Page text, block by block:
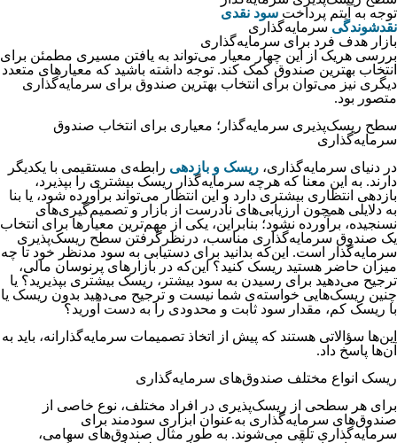
توجه به آیتم پرداخت سود نقدی
نقدشوندگی سرمایه‌‌‌‌‌‌‌گذاری
بازار هدف فرد برای سرمایه‌گذاری
بررسی هریک از این چهار معیار می‌تواند به یافتن مسیری مطمئن برای
انتخاب بهترین صندوق کمک کند. توجه داشته باشید که معیارهای متعدد
دیگری نیز می‌‌‌‌‌‌‌توان برای انتخاب بهترین صندوق برای سرمایه‌گذاری
متصور بود.
سطح ریسک‌پذیری سرمایه‌گذار؛ معیاری برای انتخاب صندوق
سرمایه‌گذاری
در دنیای سرمایه‌گذاری، ریسک و بازدهی رابطه‌ی مستقیمی با یکدیگر
دارند. به این معنا که هرچه سرمایه‌گذار ریسک بیشتری را بپذیرد،
بازدهی انتظاری بیشتری دارد و این انتظار می‌تواند برآورده شود، یا بنا
به دلایلی همچون ارزیابی‌های نادرست از بازار و تصمیم‌گیری‌های
نسنجیده، برآورده نشود؛ بنابراین، یکی از مهم‌ترین معیارها برای انتخاب
یک صندوق سرمایه‌گذاری مناسب، درنظرگرفتن سطح ریسک‌پذیری
سرمایه‌گذار است. این‌که بدانید برای دستیابی به سود مدنظر خود تا چه
میزان حاضر هستید ریسک کنید؟ این‌که در بازارهای پرنوسان مالی،
ترجیح می‌دهید برای رسیدن به سود بیشتر، ریسک بیشتری بپذیرید؟ یا
چنین ریسک‌هایی خواسته‌ی شما نیست و ترجیح می‌دهید بدون ریسک یا
با ریسک کم، مقدار سود ثابت و محدودی را به دست آورید؟
این‌‌‌‌‌‌‌ها سؤالاتی هستند که پیش از اتخاذ تصمیمات سرمایه‌‌‌‌‌‌‌گذارانه، باید به
آن‌‌‌‌‌‌‌ها پاسخ داد.
ریسک انواع مختلف صندوق‌‌‌‌‌‌‌های سرمایه‌‌‌‌‌‌‌گذاری
برای هر سطحی از ریسک‌‌‌‌‌‌‌پذیری در افراد مختلف، نوع خاصی از
صندوق‌‌‌‌‌‌‌های سرمایه‌‌‌‌‌‌‌گذاری به‌عنوان ابزاری سودمند برای
سرمایه‌گذاری تلقی می‌‌‌‌‌‌‌شوند. به طور مثال صندوق‌های سهامی،